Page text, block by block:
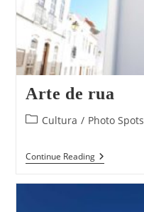
Arte de rua
PostCultura / Photo Spots
Continue ReadingArte
De